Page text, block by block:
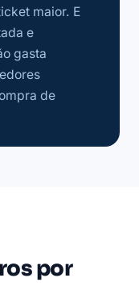
maior. E
e
gasta
de
por